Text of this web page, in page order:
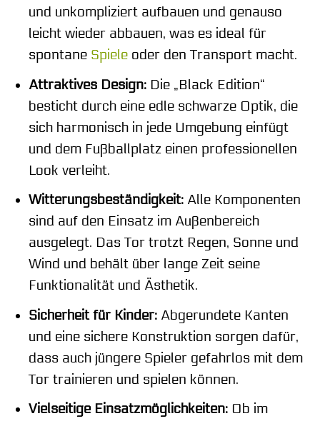
und unkompliziert aufbauen und genauso
leicht wieder abbauen, was es ideal für
spontane Spieleoder den Transport macht.
Attraktives Design:Die „Black Edition“
besticht durch eine edle schwarze Optik, die
sich harmonisch in jede Umgebung einfügt
und dem Fußballplatz einen professionellen
Look verleiht.
Witterungsbeständigkeit:Alle Komponenten
sind auf den Einsatz im Außenbereich
ausgelegt. Das Tor trotzt Regen, Sonne und
Wind und behält über lange Zeit seine
Funktionalität und Ästhetik.
Sicherheit für Kinder:Abgerundete Kanten
und eine sichere Konstruktion sorgen dafür,
dass auch jüngere Spieler gefahrlos mit dem
Tor trainieren und spielen können.
Vielseitige Einsatzmöglichkeiten:Ob im